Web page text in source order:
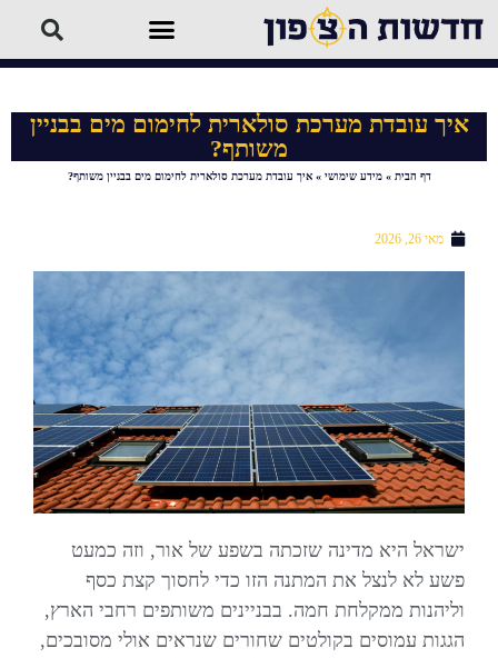
איך עובדת מערכת סולארית לחימום מים בבניין
משותף?
דף הבית »מידע שימושי »איך עובדת מערכת סולארית לחימום מים בבניין משותף?
מאי 26, 2026
ישראל היא מדינה שזכתה בשפע של אור, וזה כמעט
פשע לא לנצל את המתנה הזו כדי לחסוך קצת כסף
וליהנות ממקלחת חמה. בבניינים משותפים רחבי הארץ,
הגגות עמוסים בקולטים שחורים שנראים אולי מסובכים,